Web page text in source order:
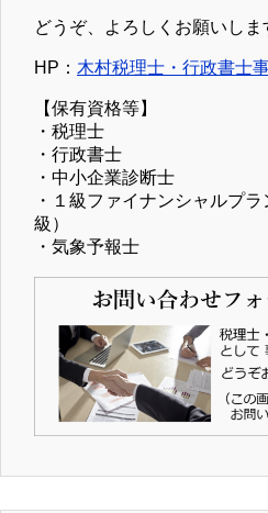
どうぞ、よろしくお願いしま
HP： 木村税理士・行政書士
【保有資格等】
・税理士
・行政書士
・中小企業診断士
・１級ファイナンシャルプ
級）
・気象予報士